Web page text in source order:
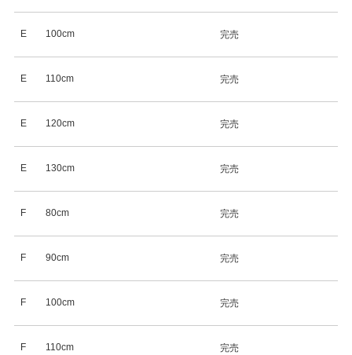
E 100cm 完売
E 110cm 完売
E 120cm 完売
E 130cm 完売
F 80cm 完売
F 90cm 完売
F 100cm 完売
F 110cm 完売